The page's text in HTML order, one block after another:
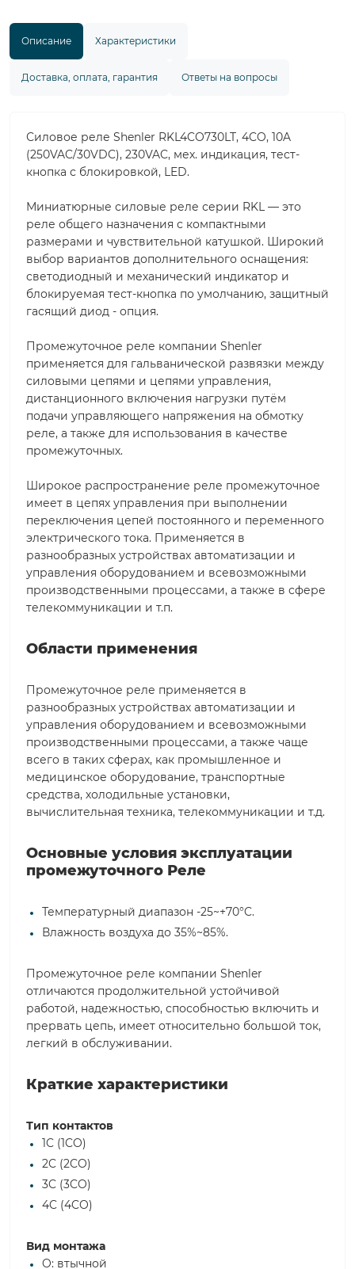
Описание Характеристики
Доставка, оплата, гарантия Ответы на вопросы
Силовое реле Shenler RKL4CO730LT, 4CO, 10A
(250VAC/30VDC), 230VAC, мех. индикация, тест-
кнопка с блокировкой, LED.
Миниатюрные силовые реле серии RKL — это
реле общего назначения с компактными
размерами и чувствительной катушкой. Широкий
выбор вариантов дополнительного оснащения:
светодиодный и механический индикатор и
блокируемая тест-кнопка по умолчанию, защитный
гасящий диод - опция.
Промежуточное реле компании Shenler
применяется для гальванической развязки между
силовыми цепями и цепями управления,
дистанционного включения нагрузки путём
подачи управляющего напряжения на обмотку
реле, а также для использования в качестве
промежуточных.
Широкое распространение реле промежуточное
имеет в цепях управления при выполнении
переключения цепей постоянного и переменного
электрического тока. Применяется в
разнообразных устройствах автоматизации и
управления оборудованием и всевозможными
производственными процессами, а также в сфере
телекоммуникации и т.п.
Области применения
Промежуточное реле применяется в
разнообразных устройствах автоматизации и
управления оборудованием и всевозможными
производственными процессами, а также чаще
всего в таких сферах, как промышленное и
медицинское оборудование, транспортные
средства, холодильные установки,
вычислительная техника, телекоммуникации и т.д.
Основные условия эксплуатации
промежуточного Реле
Температурный диапазон -25~+70°C.
Влажность воздуха до 35%~85%.
Промежуточное реле компании Shenler
отличаются продолжительной устойчивой
работой, надежностью, способностью включить и
прервать цепь, имеет относительно большой ток,
легкий в обслуживании.
Краткие характеристики
Тип контактов
1C (1CO)
2C (2CO)
3C (3CO)
4C (4CO)
Вид монтажа
O: втычной